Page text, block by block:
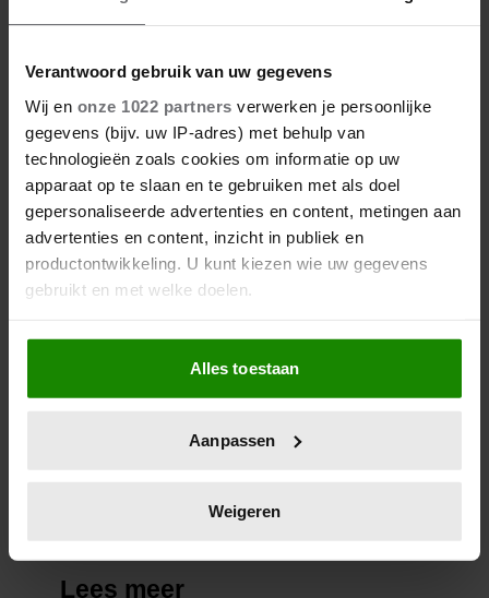
Verantwoord gebruik van uw gegevens
Wij en onze 1022 partners verwerken je persoonlijke
gegevens (bijv. uw IP-adres) met behulp van
technologieën zoals cookies om informatie op uw
apparaat op te slaan en te gebruiken met als doel
gepersonaliseerde advertenties en content, metingen aan
advertenties en content, inzicht in publiek en
productontwikkeling. U kunt kiezen wie uw gegevens
gebruikt en met welke doelen.
Als u het toestaat, willen we ook graag:
Informatie verzamelen over uw geografische
locatie, die tot een paar meter nauwkeurig kan zijn
scannen op specifieke eigenschappen (fingerprinting)
verwerkt en stel uw voorkeuren in het
intrekken in de Cookieverklaring.
Alles toestaan
Aanpassen
Weigeren
eigenlijk?
Kun jij moeilijk dingen
weggooien? Dit is waarom